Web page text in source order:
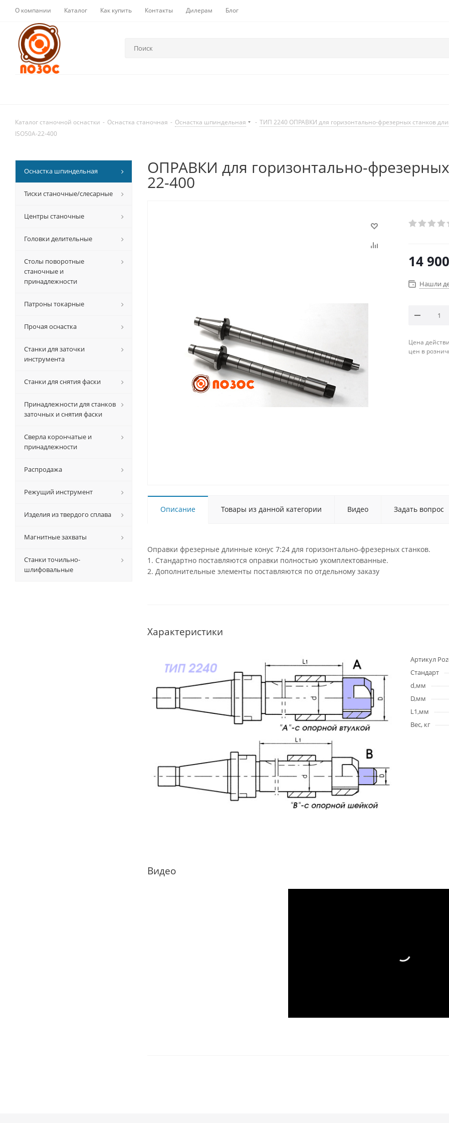
О компании Каталог Как купить Контакты Дилерам Блог
Каталог станочной оснастки - Оснастка станочная - Оснастка шпиндельная - ТИП 2240 ОПРАВКИ для горизонтально-фрезерных станков
ISO50A-22-400
ОПРАВКИ для горизонтально-
22-400
14 900
Нашли
Цена
цен в
Описание Товары из данной категории Видео Задать вопрос
Оправки фрезерные длинные конус 7:24 для горизонтально-фрезерных станков.
1. Стандартно поставляются оправки полностью укомплектованные.
2. Дополнительные элементы поставляются по отдельному заказу
Характеристики
Артикул
Стандарт
d,мм
D,мм
L1,мм
Вес, кг
Видео
Оснастка шпиндельная
Тиски станочные/слесарные
Центры станочные
Головки делительные
Столы поворотные
станочные и
принадлежности
Патроны токарные
Прочая оснастка
Станки для заточки
инструмента
Станки для снятия фаски
Принадлежности для станков
заточных и снятия фаски
Сверла корончатые и
принадлежности
Распродажа
Режущий инструмент
Изделия из твердого сплава
Магнитные захваты
Станки точильно-
шлифовальные